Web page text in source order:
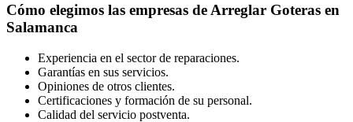
Cómo elegimos las empresas de Arreglar Goteras en
Salamanca
Experiencia en el sector de reparaciones.
Garantías en sus servicios.
Opiniones de otros clientes.
Certificaciones y formación de su personal.
Calidad del servicio postventa.